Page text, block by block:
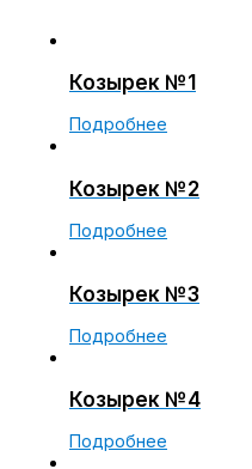
Козырек №1
Подробнее
Козырек №2
Подробнее
Козырек №3
Подробнее
Козырек №4
Подробнее